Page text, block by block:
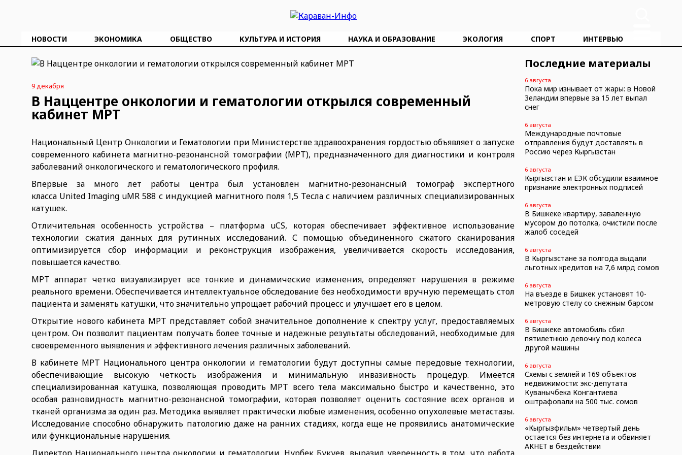
НОВОСТИ ЭКОНОМИКА ОБЩЕСТВО КУЛЬТУРА И ИСТОРИЯ НАУКА И ОБРАЗОВАНИЕ ЭКОЛОГИЯ СПОРТ ИНТЕРВЬЮ
9 декабря
В Наццентре онкологии и гематологии открылся современный
кабинет МРТ
Национальный Центр Онкологии и Гематологии при Министерстве здравоохранения гордостью объявляет о запуске
современного кабинета магнитно-резонансной томографии (МРТ), предназначенного для диагностики и контроля
заболеваний онкологического и гематологического профиля.
Впервые за много лет работы центра был установлен магнитно-резонансный томограф экспертного
класса United Imaging uMR 588 с индукцией магнитного поля 1,5 Тесла с наличием различных специализированных
катушек.
Отличительная особенность устройства – платформа uCS, которая обеспечивает эффективное использование
технологии сжатия данных для рутинных исследований. С помощью объединенного сжатого сканирования
оптимизируется сбор информации и реконструкция изображения, увеличивается скорость исследования,
повышается качество.
МРТ аппарат четко визуализирует все тонкие и динамические изменения, определяет нарушения в режиме
реального времени. Обеспечивается интеллектуальное обследование без необходимости вручную перемещать стол
пациента и заменять катушки, что значительно упрощает рабочий процесс и улучшает его в целом.
Открытие нового кабинета МРТ представляет собой значительное дополнение к спектру услуг, предоставляемых
центром. Он позволит пациентам получать более точные и надежные результаты обследований, необходимые для
своевременного выявления и эффективного лечения различных заболеваний.
В кабинете МРТ Национального центра онкологии и гематологии будут доступны самые передовые технологии,
обеспечивающие высокую четкость изображения и минимальную инвазивность процедур. Имеется
специализированная катушка, позволяющая проводить МРТ всего тела максимально быстро и качественно, это
особая разновидность магнитно-резонансной томографии, которая позволяет оценить состояние всех органов и
тканей организма за один раз. Методика выявляет практически любые изменения, особенно опухолевые метастазы.
Исследование способно обнаружить патологию даже на ранних стадиях, когда еще не проявились анатомические
или функциональные нарушения.
Последние материалы
6 августа
Пока мир изнывает от жары: в Новой
Зеландии впервые за 15 лет выпал
снег
6 августа
Международные почтовые
отправления будут доставлять в
Россию через Кыргызстан
6 августа
Кыргызстан и ЕЭК обсудили взаимное
признание электронных подписей
6 августа
В Бишкеке квартиру, заваленную
мусором до потолка, очистили после
жалоб соседей
6 августа
В Кыргызстане за полгода выдали
льготных кредитов на 7,6 млрд сомов
6 августа
На въезде в Бишкек установят 10-
метровую стелу со снежным барсом
6 августа
В Бишкеке автомобиль сбил
пятилетнюю девочку под колеса
другой машины
6 августа
Схемы с землей и 169 объектов
недвижимости: экс-депутата
Куванычбека Конгантиева
оштрафовали на 500 тыс. сомов
6 августа
«Кыргызфильм» четвертый день
остается без интернета и обвиняет
АКНЕТ в бездействии